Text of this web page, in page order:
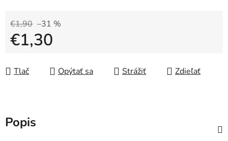
€1,90 –31 %
€1,30
Tlač
Opýtať sa Strážiť Zdieľať
Popis